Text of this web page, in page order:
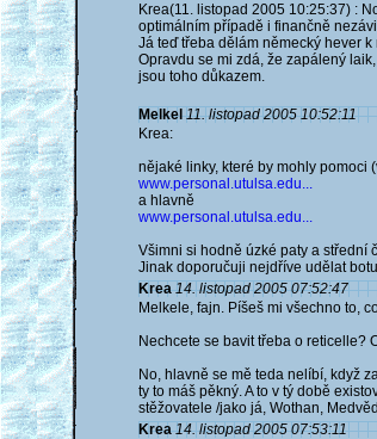
Krea(11. listopad 2005 10:25:37) :
optimálním případě i finančně
Já teď třeba dělám německý hever
Opravdu se mi zdá, že zapálený
jsou toho důkazem.
Melkel 11. listopad 2005 10:52:11
Krea:
nějaké linky, které by mohly pomoci
www.personal.utulsa.edu...
a hlavně
www.personal.utulsa.edu...
Všimni si hodně úzké paty a střední
Jinak doporučuji nejdříve udělat
Krea 14. listopad 2005 07:52:47
Melkele, fajn. Píšeš mi všechno to,
Nechcete se bavit třeba o reticelle?
No, hlavně se mě teda nelíbí, když
ty to máš pěkný. A to v tý době
stěžovatele /jako já, Wothan,
Krea 14. listopad 2005 07:53:11